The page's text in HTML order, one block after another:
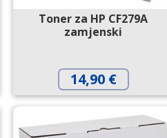
Toner za HP CF279A
zamjenski
14,90 €